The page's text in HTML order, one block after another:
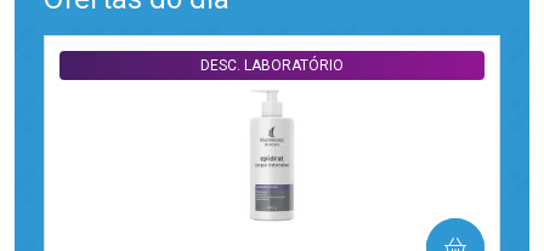
DESC. LABORATÓRIO
COMPRAR